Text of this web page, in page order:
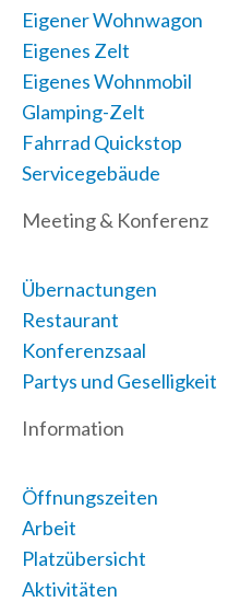
Eigener Wohnwagon
Eigenes Zelt
Eigenes Wohnmobil
Glamping-Zelt
Fahrrad Quickstop
Servicegebäude
Meeting & Konferenz
Übernactungen
Restaurant
Konferenzsaal
Partys und Geselligkeit
Information
Öffnungszeiten
Arbeit
Platzübersicht
Aktivitäten